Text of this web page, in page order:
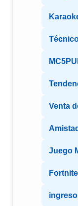
Venta
Juego